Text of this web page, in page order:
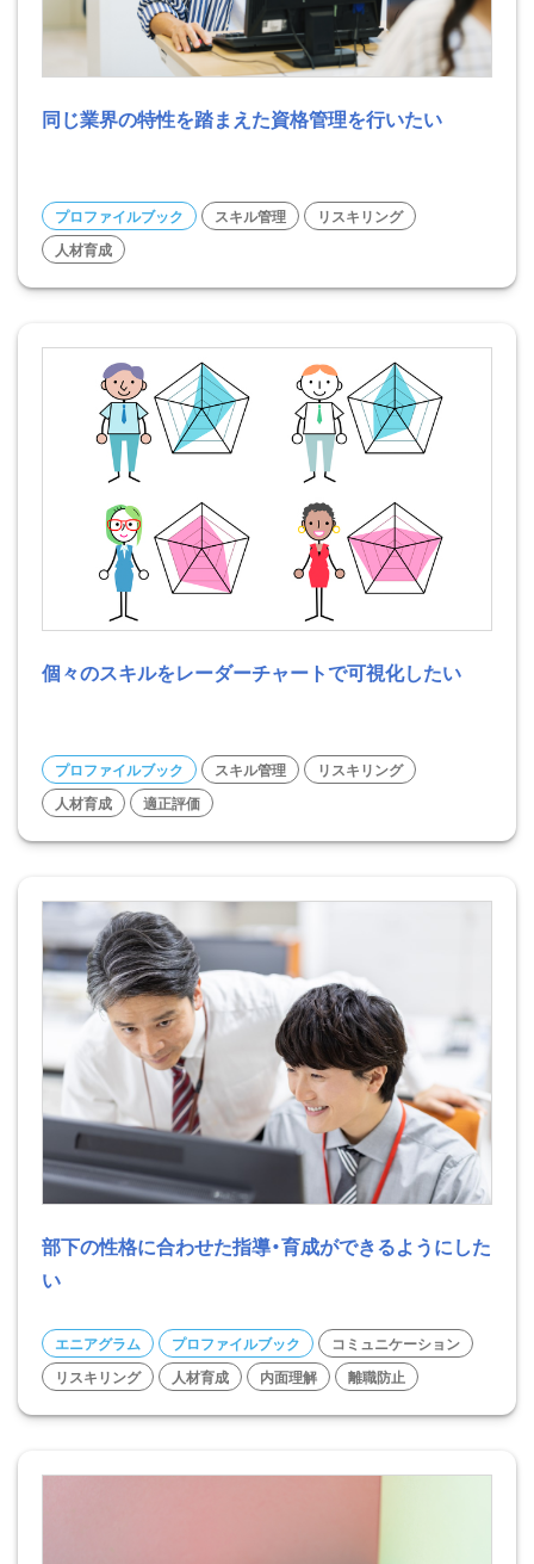
同じ業界の特性を踏まえた資格管理を行いたい
プロファイルブック スキル管理
リスキリング
人材育成
個々のスキルをレーダーチャートで可視化したい
プロファイルブック スキル管理
リスキリング
人材育成
適正評価
部下の性格に合わせた指導・育成ができるようにした
い
エニアグラム プロファイルブック
コミュニケーション
リスキリング
人材育成 内面理解 離職防止